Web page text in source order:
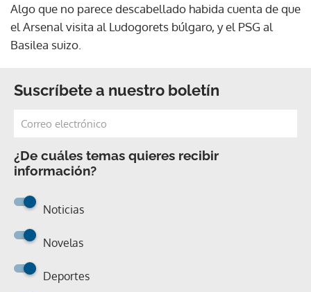
Algo que no parece descabellado habida cuenta de que
el Arsenal visita al Ludogorets búlgaro, y el PSG al
Basilea suizo.
Suscríbete a nuestro boletín
¿De cuáles temas quieres recibir
información?
Noticias
Novelas
Deportes